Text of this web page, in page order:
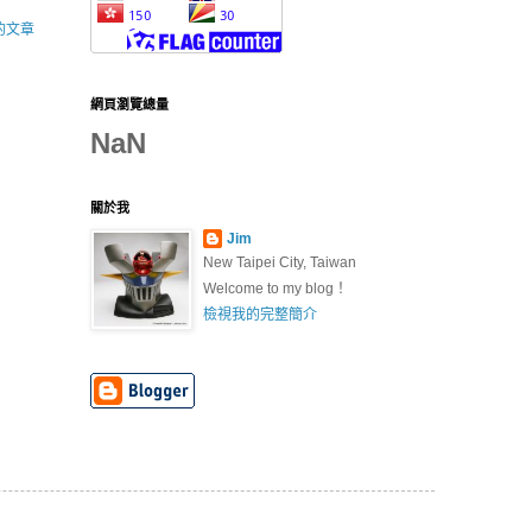
文章
網頁瀏覽總量
NaN
關於我
Jim
New Taipei City, Taiwan
Welcome to my blog！
檢視我的完整簡介